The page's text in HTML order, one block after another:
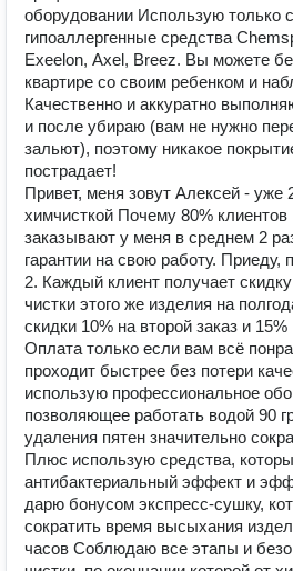
оборудовании Использую только
гипоаллергенные средства
Ехееlоn, Ахеl, Вrееz. Вы можете
квартире со своим ребенком и
Качественно и аккуратно
и после убираю (вам не нужно
зальют), поэтому никакое
пострадает!
Привет, меня зовут Алексей - уже
химчисткой Почему 80%
заказывают у меня в среднем 2
гарантии на свою работу. Приеду,
2. Каждый клиент получает
чистки этого же изделия на
скидки 10% на второй заказ и
Оплата только если вам всё
проходит быстрее без потери
использую профессиональное
позволяющее работать водой 90
удаления пятен значительно
Плюс использую средства,
антибактериальный эффект и
дарю бонусом экспресс-сушку,
сократить время высыхания
часов Соблюдаю все этапы и